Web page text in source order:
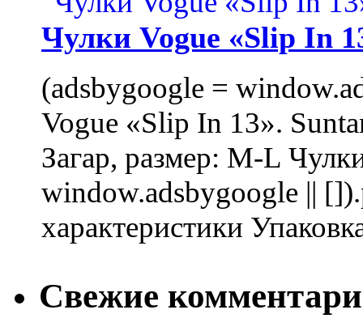
Чулки Vogue «Slip In
(adsbygoogle =
Vogue «Slip In 13».
Загар, размер: M-L
window.adsbygoogle ||
характеристики
Свежие